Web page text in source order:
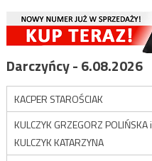
Darczyńcy - 6.08.2026
KACPER STAROŚCIAK
KULCZYK GRZEGORZ POLIŃSKA i
KULCZYK KATARZYNA